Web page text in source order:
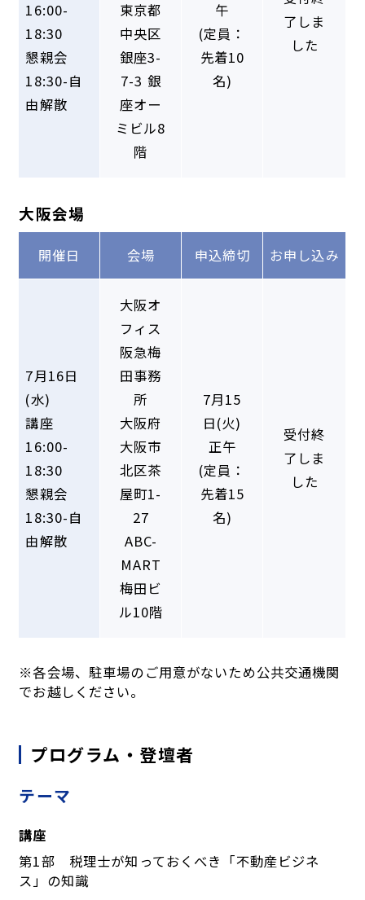
16:00-
18:30
懇親会
18:30-自
由解散
東京都
中央区
銀座3-
7-3 銀
座オー
ミビル8
階
午
(定員：
先着10
名)
了しま
した
大阪会場
開催日 会場 申込締切 お申し込み
7月16日
(水)
講座
16:00-
18:30
懇親会
18:30-自
由解散
大阪オ
フィス
阪急梅
田事務
所
大阪府
大阪市
北区茶
屋町1-
27
ABC-
MART
梅田ビ
ル10階
7月15
日(火)
正午
(定員：
先着15
名)
受付終
了しま
した
※各会場、駐車場のご用意がないため公共交通機関
でお越しください。
プログラム・登壇者
テーマ
講座
第1部 税理士が知っておくべき「不動産ビジネ
ス」の知識